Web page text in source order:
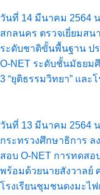
วันที่ 14 มีนาคม 2564
สกลนคร ตรวจเยี่ยมส
ระดับชาติขั้นพื้นฐาน ป
O-NET ระดับชั้นมัธยม
3 “ยุติธรรมวิทยา” และ
วันที่ 13 มีนาคม 2564
กระทรวงศึกษาธิการ
สอบ O-NET การทดส
พร้อมด้วยนายสังวาลย์
โรงเรียนชุมชนดงมะไ